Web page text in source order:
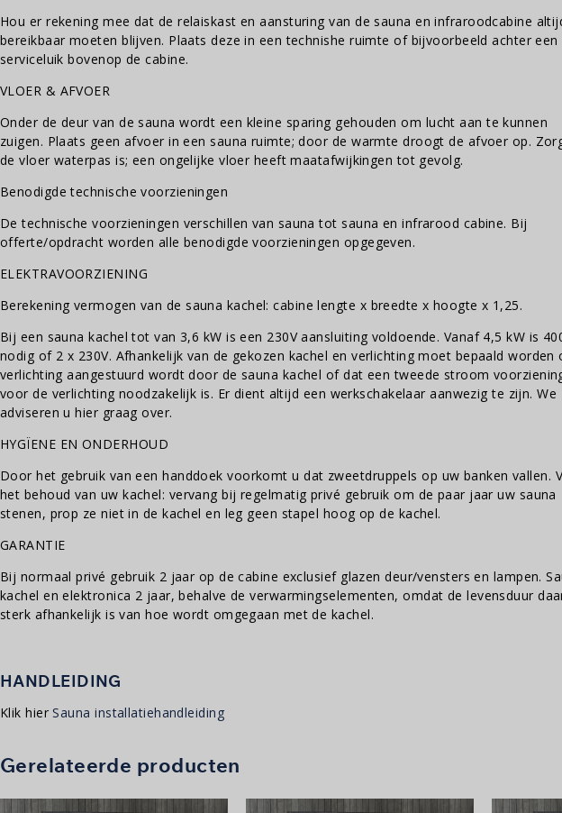
Hou er rekening mee dat de relaiskast en aansturing van de sauna en infraroodcabine
bereikbaar moeten blijven. Plaats deze in een technishe ruimte of bijvoorbeeld achter een
serviceluik bovenop de cabine.
VLOER & AFVOER
Onder de deur van de sauna wordt een kleine sparing gehouden om lucht aan te kunnen
zuigen. Plaats geen afvoer in een sauna ruimte; door de warmte droogt de afvoer op.
de vloer waterpas is; een ongelijke vloer heeft maatafwijkingen tot gevolg.
Benodigde technische voorzieningen
De technische voorzieningen verschillen van sauna tot sauna en infrarood cabine. Bij
offerte/opdracht worden alle benodigde voorzieningen opgegeven.
ELEKTRAVOORZIENING
Berekening vermogen van de sauna kachel: cabine lengte x breedte x hoogte x 1,25.
Bij een sauna kachel tot van 3,6 kW is een 230V aansluiting voldoende. Vanaf 4,5 kW is
nodig of 2 x 230V. Afhankelijk van de gekozen kachel en verlichting moet bepaald worden
verlichting aangestuurd wordt door de sauna kachel of dat een tweede stroom
voor de verlichting noodzakelijk is. Er dient altijd een werkschakelaar aanwezig te zijn. We
adviseren u hier graag over.
HYGÏENE EN ONDERHOUD
Door het gebruik van een handdoek voorkomt u dat zweetdruppels op uw banken vallen.
het behoud van uw kachel: vervang bij regelmatig privé gebruik om de paar jaar uw sauna
stenen, prop ze niet in de kachel en leg geen stapel hoog op de kachel.
GARANTIE
Bij normaal privé gebruik 2 jaar op de cabine exclusief glazen deur/vensters en lampen.
kachel en elektronica 2 jaar, behalve de verwarmingselementen, omdat de levensduur
sterk afhankelijk is van hoe wordt omgegaan met de kachel.
HANDLEIDING
Klik hierSauna installatiehandleiding
Gerelateerde producten